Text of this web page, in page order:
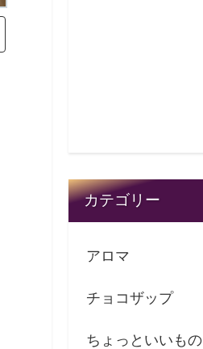
カテゴリー
アロマ
チョコザップ
ちょっといいもの